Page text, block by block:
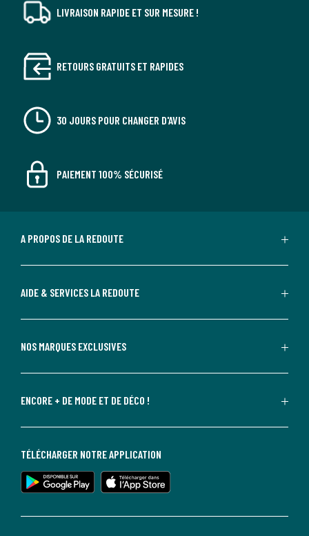
LIVRAISON RAPIDE ET SUR MESURE !
RETOURS GRATUITS ET RAPIDES
30 JOURS POUR CHANGER D'AVIS
PAIEMENT 100% SÉCURISÉ
A PROPOS DE LA REDOUTE
AIDE & SERVICES LA REDOUTE
NOS MARQUES EXCLUSIVES
ENCORE + DE MODE ET DE DÉCO !
TÉLÉCHARGER NOTRE APPLICATION